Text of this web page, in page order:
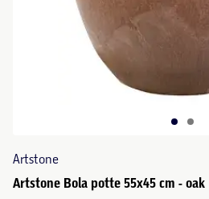
Artstone
Artstone Bola potte 55x45 cm - oak